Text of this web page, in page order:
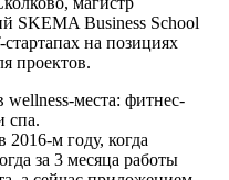
SKEMA Business School
на позициях
проектов.
места: фитнес-
спа.
м году, когда
за 3 месяца работы